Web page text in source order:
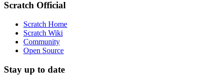
Scratch Official
Scratch Home
Scratch Wiki
Community
Open Source
Stay up to date